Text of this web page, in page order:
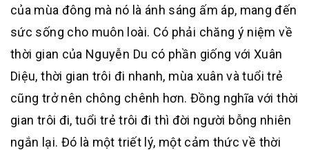
của mùa đông mà nó là ánh sáng ấm áp, mang đến
sức sống cho muôn loài. Có phải chăng ý niệm về
thời gian của Nguyễn Du có phần giống với Xuân
Diệu, thời gian trôi đi nhanh, mùa xuân và tuổi trẻ
cũng trở nên chông chênh hơn. Đồng nghĩa với thời
gian trôi đi, tuổi trẻ trôi đi thì đời người bỗng nhiên
ngắn lại. Đó là một triết lý, một cảm thức về thời